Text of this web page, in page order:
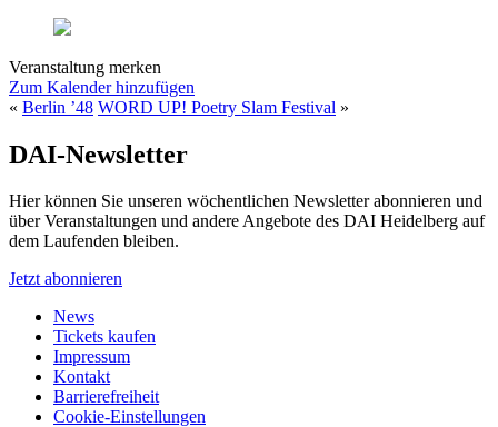
Veranstaltung merken
Zum Kalender hinzufügen
« Berlin ’48 WORD UP! Poetry Slam Festival »
DAI-Newsletter
Hier können Sie unseren wöchentlichen Newsletter abonnieren und
über Veranstaltungen und andere Angebote des DAI Heidelberg auf
dem Laufenden bleiben.
Jetzt abonnieren
News
Tickets kaufen
Impressum
Kontakt
Barrierefreiheit
Cookie-Einstellungen